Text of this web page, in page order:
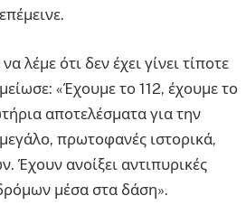
ότι δεν έχει γίνει τίποτε
«Έχουμε το 112, έχουμε το
αποτελέσματα για την
πρωτοφανές ιστορικά,
ανοίξει αντιπυρικές
μέσα στα δάση».